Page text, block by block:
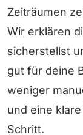
Zeiträumen
Wir erklären
sicherstellst
gut für deine
weniger
und eine
Schritt.